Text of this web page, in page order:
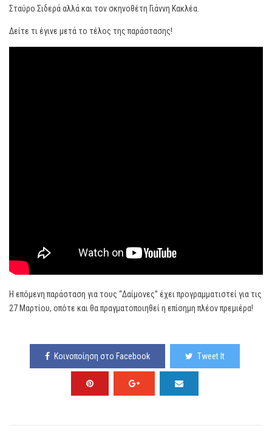
Σταύρο Σιδερά αλλά και τον σκηνοθέτη Γιάννη Κακλέα.
Δείτε τι έγινε μετά το τέλος της παράστασης!
Η επόμενη παράσταση για τους “Δαίμονες” έχει προγραμματιστεί για τις
27 Μαρτίου, οπότε και θα πραγματοποιηθεί η επίσημη πλέον πρεμιέρα!
Κοινοποίηση στο Facebook Tweet It